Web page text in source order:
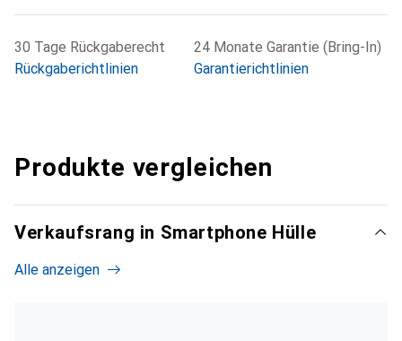
30 Tage Rückgaberecht
Rückgaberichtlinien
24 Monate Garantie (Bring-In)
Garantierichtlinien
Produkte vergleichen
Verkaufsrang in Smartphone Hülle
Alle anzeigen